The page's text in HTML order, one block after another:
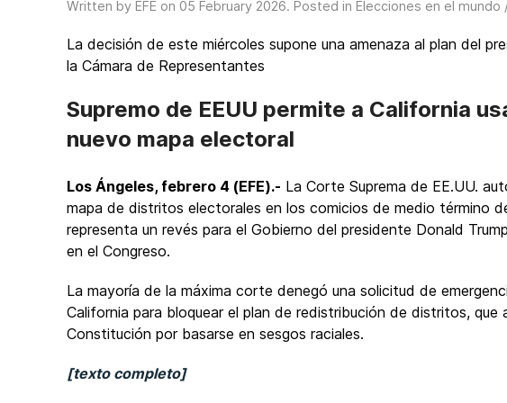
Written by EFE on 05 February 2026. Posted in Elecciones en el mundo
La decisión de este miércoles supone una amenaza al plan del
la Cámara de Representantes
Supremo de EEUU permite a California
nuevo mapa electoral
Los Ángeles, febrero 4 (EFE).- La Corte Suprema de EE.UU.
mapa de distritos electorales en los comicios de medio término
representa un revés para el Gobierno del presidente Donald
en el Congreso.
La mayoría de la máxima corte denegó una solicitud de
California para bloquear el plan de redistribución de distritos, que
Constitución por basarse en sesgos raciales.
[texto completo]